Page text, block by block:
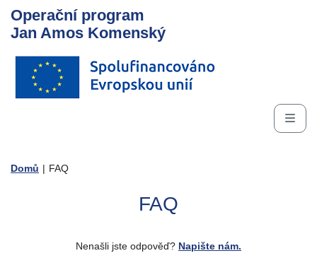
Operační program
Jan Amos Komenský
Domů | FAQ
FAQ
Nenašli jste odpověď? Napište nám.